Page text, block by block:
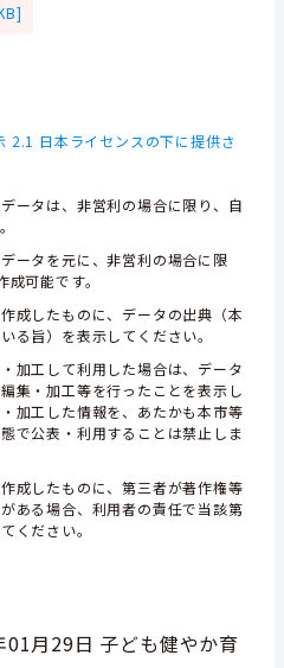
2.1 日本ライセンスの下に提供さ
ータは、非営利の場合に限り、自
ータを元に、非営利の場合に限
可能です。
成したものに、データの出典（本
る旨）を表示してください。
加工して利用した場合は、データ
集・加工等を行ったことを表示し
加工した情報を、あたかも本市等
で公表・利用することは禁止しま
成したものに、第三者が著作権等
ある場合、利用者の責任で当該第
ください。
01月29日 子ども健やか育